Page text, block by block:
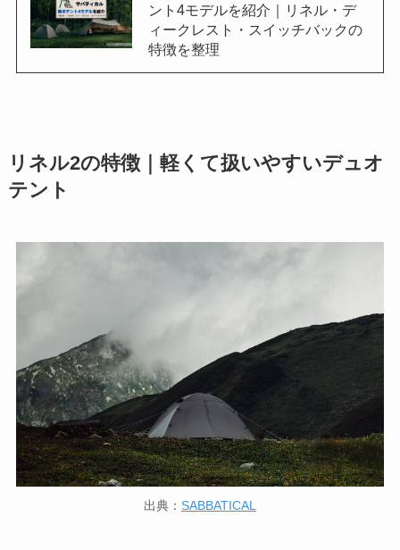
ント4モデルを紹介｜リネル・デ
ィークレスト・スイッチバックの
特徴を整理
リネル2の特徴｜軽くて扱いやすいデュオ
テント
出典： SABBATICAL